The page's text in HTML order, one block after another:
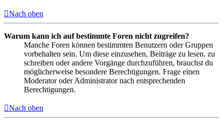
Nach oben
Warum kann ich auf bestimmte Foren nicht zugreifen?
Manche Foren können bestimmten Benutzern oder Gruppen
vorbehalten sein. Um diese einzusehen, Beiträge zu lesen, zu
schreiben oder andere Vorgänge durchzuführen, brauchst du
möglicherweise besondere Berechtigungen. Frage einen
Moderator oder Administrator nach entsprechenden
Berechtigungen.
Nach oben